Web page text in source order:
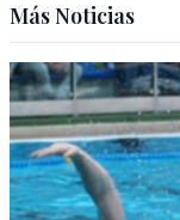
Más Noticias